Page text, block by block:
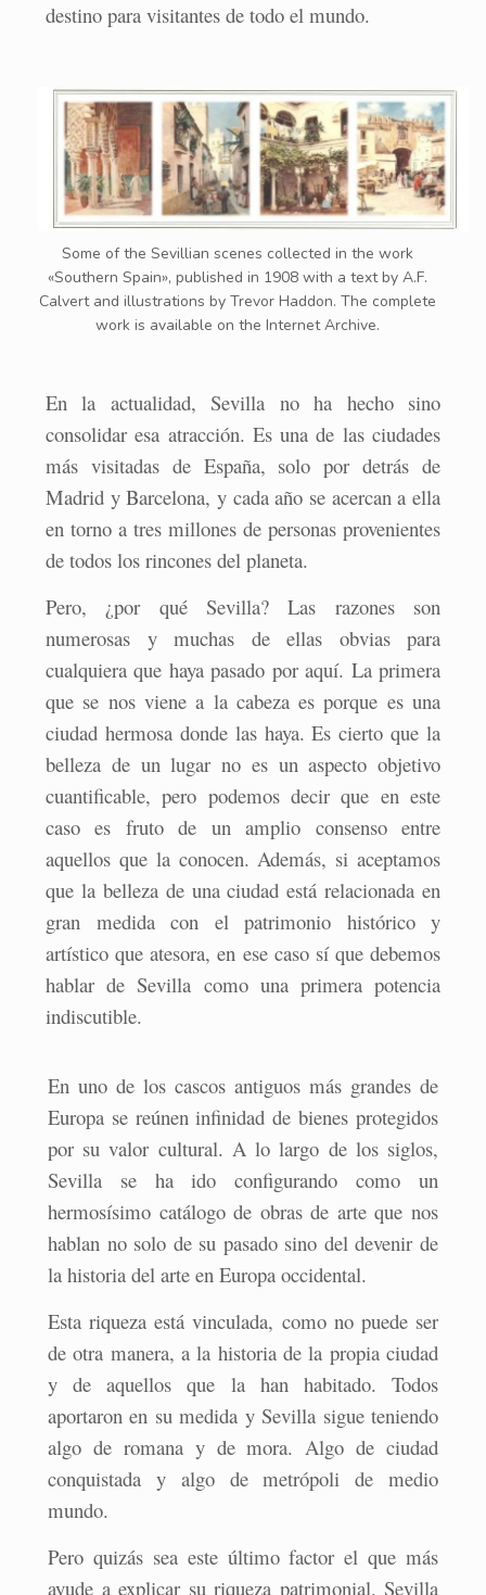
destino para visitantes de todo el mundo.
Some of the Sevillian scenes collected in the work
«Southern Spain», published in 1908 with a text by A.F.
Calvert and illustrations by Trevor Haddon. The complete
work is available on the Internet Archive.
En la actualidad, Sevilla no ha hecho sino
consolidar esa atracción. Es una de las ciudades
más visitadas de España, solo por detrás de
Madrid y Barcelona, y cada año se acercan a ella
en torno a tres millones de personas provenientes
de todos los rincones del planeta.
Pero, ¿por qué Sevilla? Las razones son
numerosas y muchas de ellas obvias para
cualquiera que haya pasado por aquí. La primera
que se nos viene a la cabeza es porque es una
ciudad hermosa donde las haya. Es cierto que la
belleza de un lugar no es un aspecto objetivo
cuantificable, pero podemos decir que en este
caso es fruto de un amplio consenso entre
aquellos que la conocen. Además, si aceptamos
que la belleza de una ciudad está relacionada en
gran medida con el patrimonio histórico y
artístico que atesora, en ese caso sí que debemos
hablar de Sevilla como una primera potencia
indiscutible.
En uno de los cascos antiguos más grandes de
Europa se reúnen infinidad de bienes protegidos
por su valor cultural. A lo largo de los siglos,
Sevilla se ha ido configurando como un
hermosísimo catálogo de obras de arte que nos
hablan no solo de su pasado sino del devenir de
la historia del arte en Europa occidental.
Esta riqueza está vinculada, como no puede ser
de otra manera, a la historia de la propia ciudad
y de aquellos que la han habitado. Todos
aportaron en su medida y Sevilla sigue teniendo
algo de romana y de mora. Algo de ciudad
conquistada y algo de metrópoli de medio
mundo.
Pero quizás sea este último factor el que más
ayude a explicar su riqueza patrimonial. Sevilla